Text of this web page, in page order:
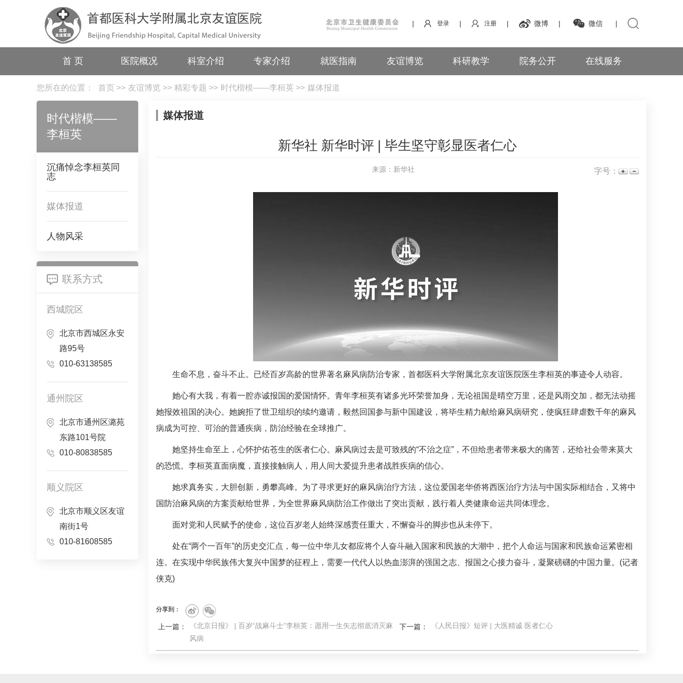
| 登录 | 注册 | 微博 | 微信 |
首 页 医院概况 科室介绍 专家介绍 就医指南 友谊博览 科研教学 院务公开 在线服务
您所在的位置： 首页 >> 友谊博览 >> 精彩专题 >> 时代楷模——李桓英 >> 媒体报道
时代楷模——
李桓英
沉痛悼念李桓英同
志
媒体报道
人物风采
联系方式
西城院区
北京市西城区永安
路95号
010-63138585
通州院区
北京市通州区潞苑
东路101号院
010-80838585
顺义院区
北京市顺义区友谊
南街1号
010-81608585
媒体报道
新华社 新华时评 | 毕生坚守彰显医者仁心
来源：新华社 字号：
生命不息，奋斗不止。已经百岁高龄的世界著名麻风病防治专家，首都医科大学附属北京友谊医院医生李桓英的事迹令人动容。
她心有大我，有着一腔赤诚报国的爱国情怀。青年李桓英有诸多光环荣誉加身，无论祖国是晴空万里，还是风雨交加，都无法动摇
她报效祖国的决心。她婉拒了世卫组织的续约邀请，毅然回国参与新中国建设，将毕生精力献给麻风病研究，使疯狂肆虐数千年的麻风
病成为可控、可治的普通疾病，防治经验在全球推广。
她坚持生命至上，心怀护佑苍生的医者仁心。麻风病过去是可致残的“不治之症”，不但给患者带来极大的痛苦，还给社会带来莫大
的恐慌。李桓英直面病魔，直接接触病人，用人间大爱提升患者战胜疾病的信心。
她求真务实，大胆创新，勇攀高峰。为了寻求更好的麻风病治疗方法，这位爱国老华侨将西医治疗方法与中国实际相结合，又将中
国防治麻风病的方案贡献给世界，为全世界麻风病防治工作做出了突出贡献，践行着人类健康命运共同体理念。
面对党和人民赋予的使命，这位百岁老人始终深感责任重大，不懈奋斗的脚步也从未停下。
处在“两个一百年”的历史交汇点，每一位中华儿女都应将个人奋斗融入国家和民族的大潮中，把个人命运与国家和民族命运紧密相
连。在实现中华民族伟大复兴中国梦的征程上，需要一代代人以热血澎湃的强国之志、报国之心接力奋斗，凝聚磅礴的中国力量。(记者
侠克)
分享到：
上一篇：
《北京日报》 | 百岁“战麻斗士”李桓英：愿用一生矢志彻底消灭麻
风病
下一篇： 《人民日报》短评 | 大医精诚 医者仁心